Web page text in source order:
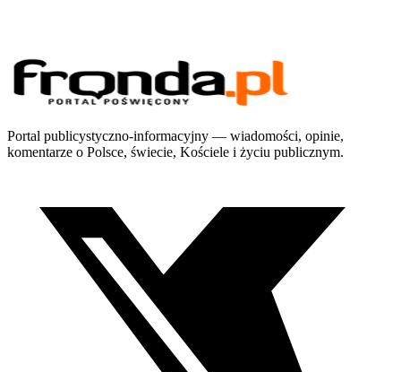
Portal publicystyczno-informacyjny — wiadomości, opinie,
komentarze o Polsce, świecie, Kościele i życiu publicznym.